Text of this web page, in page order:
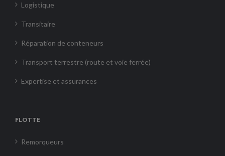
Logistique
Transitaire
Réparation de conteneurs
Transport terrestre (route et voie ferrée)
Expertise et assurances
FLOTTE
Remorqueurs